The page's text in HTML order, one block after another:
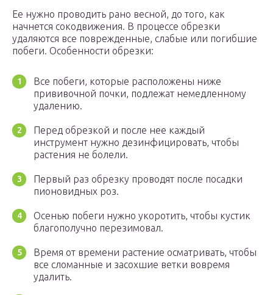
Ее нужно проводить рано весной, до того, как
начнется сокодвижения. В процессе обрезки
удаляются все поврежденные, слабые или погибшие
побеги. Особенности обрезки:
Все побеги, которые расположены ниже
прививочной почки, подлежат немедленному
удалению.
Перед обрезкой и после нее каждый
инструмент нужно дезинфицировать, чтобы
растения не болели.
Первый раз обрезку проводят после посадки
пионовидных роз.
Осенью побеги нужно укоротить, чтобы кустик
благополучно перезимовал.
Время от времени растение осматривать, чтобы
все сломанные и засохшие ветки вовремя
удалить.